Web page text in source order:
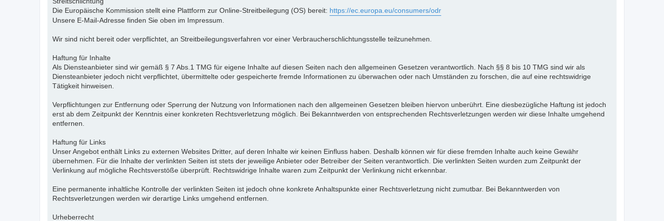
Die Europäische Kommission stellt eine Plattform zur Online-Streitbeilegung (OS) bereit: https://ec.europa.eu/consumers/odr
Unsere E-Mail-Adresse finden Sie oben im Impressum.
Wir sind nicht bereit oder verpflichtet, an Streitbeilegungsverfahren vor einer Verbraucherschlichtungsstelle teilzunehmen.
Haftung für Inhalte
Als Diensteanbieter sind wir gemäß § 7 Abs.1 TMG für eigene Inhalte auf diesen Seiten nach den allgemeinen Gesetzen verantwortlich. Nach §§ 8 bis 10 TMG sind wir als
Diensteanbieter jedoch nicht verpflichtet, übermittelte oder gespeicherte fremde Informationen zu überwachen oder nach Umständen zu forschen, die auf eine rechtswidrige
Tätigkeit hinweisen.
Verpflichtungen zur Entfernung oder Sperrung der Nutzung von Informationen nach den allgemeinen Gesetzen bleiben hiervon unberührt. Eine diesbezügliche Haftung ist jedoch
erst ab dem Zeitpunkt der Kenntnis einer konkreten Rechtsverletzung möglich. Bei Bekanntwerden von entsprechenden Rechtsverletzungen werden wir diese Inhalte umgehend
entfernen.
Haftung für Links
Unser Angebot enthält Links zu externen Websites Dritter, auf deren Inhalte wir keinen Einfluss haben. Deshalb können wir für diese fremden Inhalte auch keine Gewähr
übernehmen. Für die Inhalte der verlinkten Seiten ist stets der jeweilige Anbieter oder Betreiber der Seiten verantwortlich. Die verlinkten Seiten wurden zum Zeitpunkt der
Verlinkung auf mögliche Rechtsverstöße überprüft. Rechtswidrige Inhalte waren zum Zeitpunkt der Verlinkung nicht erkennbar.
Eine permanente inhaltliche Kontrolle der verlinkten Seiten ist jedoch ohne konkrete Anhaltspunkte einer Rechtsverletzung nicht zumutbar. Bei Bekanntwerden von
Rechtsverletzungen werden wir derartige Links umgehend entfernen.
Urheberrecht